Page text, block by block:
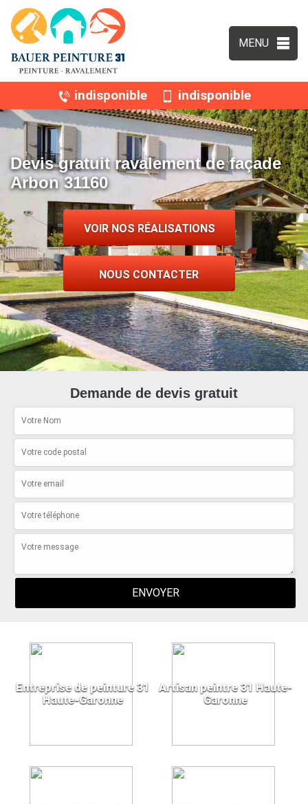
MENU
indisponible indisponible
Devis gratuit ravalement de façade
Arbon 31160
VOIR NOS RÉALISATIONS
NOUS CONTACTER
Demande de devis gratuit
Entreprise de peinture 31
Haute-Garonne
Artisan peintre 31 Haute-
Garonne